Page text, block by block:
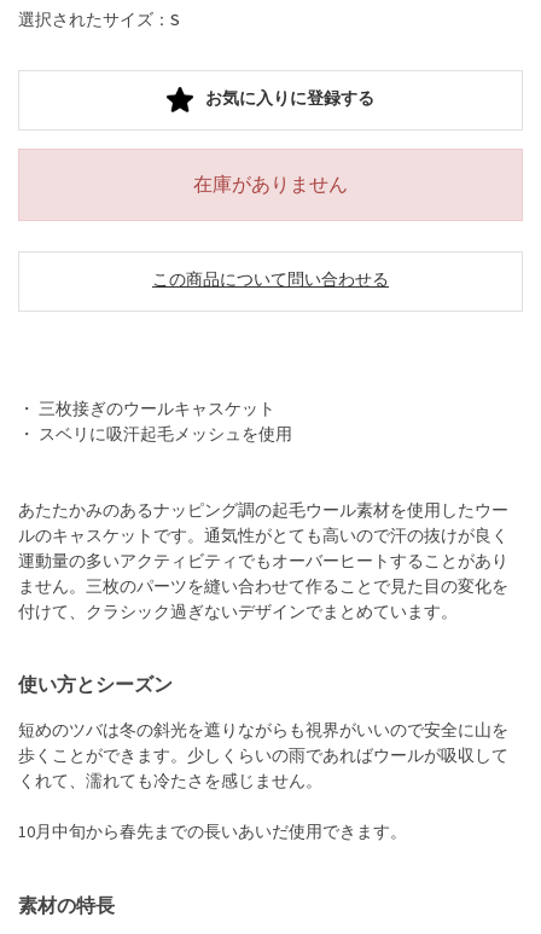
選択されたサイズ：S
お気に入りに登録する
在庫がありません
この商品について問い合わせる
・ 三枚接ぎのウールキャスケット
・ スベリに吸汗起毛メッシュを使用
あたたかみのあるナッピング調の起毛ウール素材を使用したウー
ルのキャスケットです。通気性がとても高いので汗の抜けが良く
運動量の多いアクティビティでもオーバーヒートすることがあり
ません。三枚のパーツを縫い合わせて作ることで見た目の変化を
付けて、クラシック過ぎないデザインでまとめています。
使い方とシーズン
短めのツバは冬の斜光を遮りながらも視界がいいので安全に山を
歩くことができます。少しくらいの雨であればウールが吸収して
くれて、濡れても冷たさを感じません。
10月中旬から春先までの長いあいだ使用できます。
素材の特長